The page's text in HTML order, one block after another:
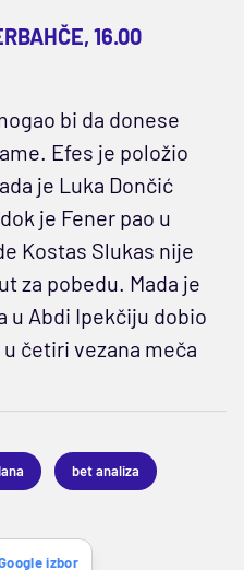
16.00
bi da donese
Efes je položio
je Luka Dončić
je Fener pao u
Kostas Slukas nije
za pobedu. Mada je
u Abdi Ipekčiju dobio
četiri vezana meča
bet analiza
izbor